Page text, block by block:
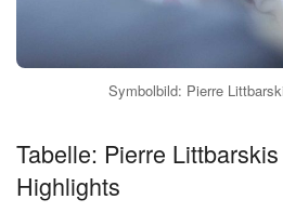
Symbolbild: Pierre
Tabelle: Pierre
Highlights